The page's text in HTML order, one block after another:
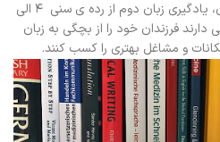
باتوجه به پراهمیت بودن این زبان، یادگیری زبان دوم از رده ی سنی ۴ الی
فرزندان خود را از بچگی به زبان
و مشاغل بهتری را کسب کنند.